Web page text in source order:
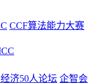
CCF算法能力大赛
济50人论坛 企智会